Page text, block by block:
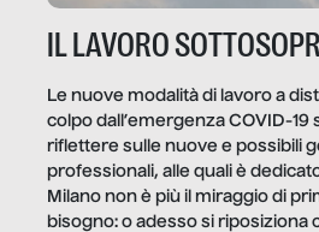
IL LAVORO
Le nuove modalità di lavoro a
colpo dall’emergenza COVID-
riflettere sulle nuove e possibili
professionali, alle quali è
Milano non è più il miraggio di
bisogno: o adesso si riposiziona